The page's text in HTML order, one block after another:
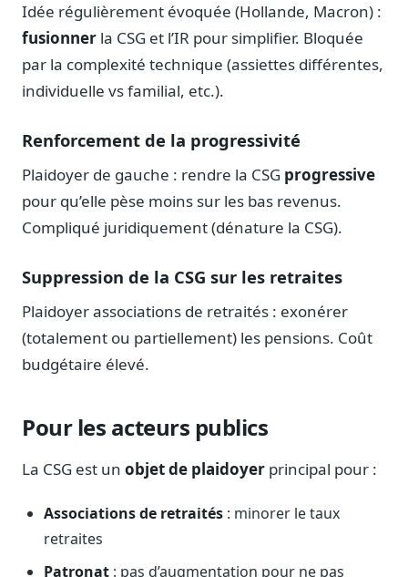
Idée régulièrement évoquée (Hollande, Macron) :
fusionner la CSG et l’IR pour simplifier. Bloquée
par la complexité technique (assiettes différentes,
individuelle vs familial, etc.).
Renforcement de la progressivité
Plaidoyer de gauche : rendre la CSG progressive
pour qu’elle pèse moins sur les bas revenus.
Compliqué juridiquement (dénature la CSG).
Suppression de la CSG sur les retraites
Plaidoyer associations de retraités : exonérer
(totalement ou partiellement) les pensions. Coût
budgétaire élevé.
Pour les acteurs publics
La CSG est un objet de plaidoyer principal pour :
Associations de retraités : minorer le taux
retraites
Patronat : pas d’augmentation pour ne pas